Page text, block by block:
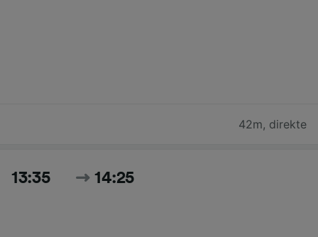
42m, direkte
13:35 14:25